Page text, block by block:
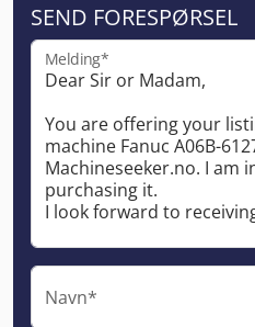
SEND FORESPØRSEL
Melding*
Navn*